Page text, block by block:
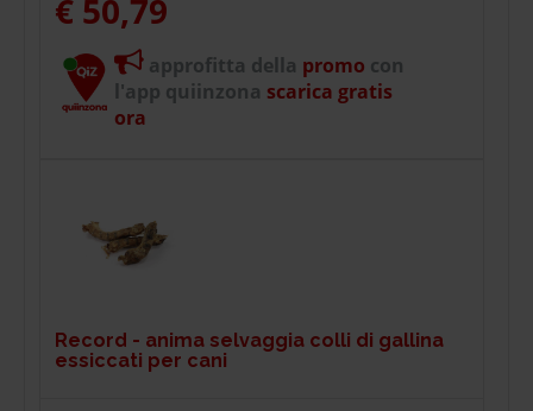
€ 50,79
approfitta della promo con
l'app quiinzona scarica gratis
ora
Record - anima selvaggia colli di gallina
essiccati per cani